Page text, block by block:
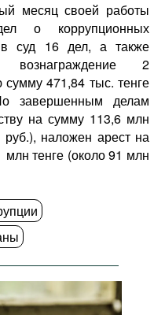
месяц своей работы
о коррупционных
в суд 16 дел, а также
вознаграждение 2
471,84 тыс. тенге
завершенным делам
на сумму 113,6 млн
наложен арест на
тенге (около 91 млн